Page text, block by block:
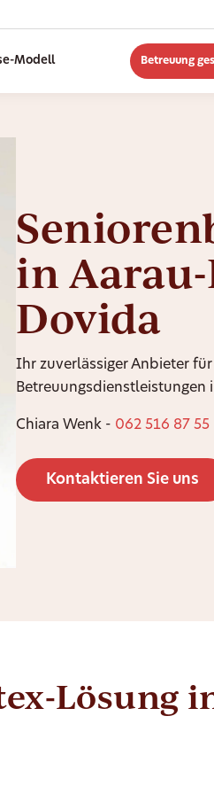
Modell Betreuung
in
Dovida
Ihr zuverlässiger Anbieter
Betreuungsdienstleistungen
Chiara Wenk - 062 516 87 55
Kontaktieren Sie uns
Lösung